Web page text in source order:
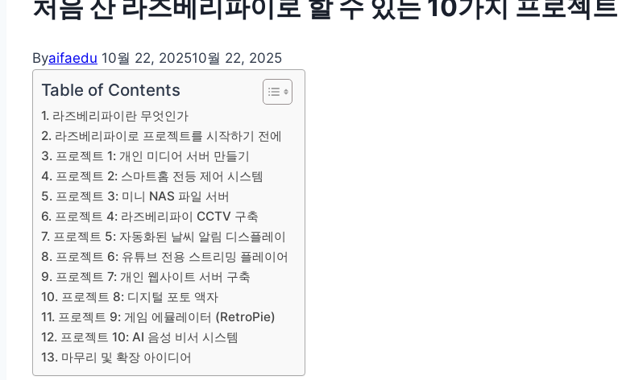
처음 산 라즈베리파이로 할 수 있는 10가지 프로젝트
Byaifaedu 10월 22, 202510월 22, 2025
Table of Contents
1. 라즈베리파이란 무엇인가
2. 라즈베리파이로 프로젝트를 시작하기 전에
3. 프로젝트 1: 개인 미디어 서버 만들기
4. 프로젝트 2: 스마트홈 전등 제어 시스템
5. 프로젝트 3: 미니 NAS 파일 서버
6. 프로젝트 4: 라즈베리파이 CCTV 구축
7. 프로젝트 5: 자동화된 날씨 알림 디스플레이
8. 프로젝트 6: 유튜브 전용 스트리밍 플레이어
9. 프로젝트 7: 개인 웹사이트 서버 구축
10. 프로젝트 8: 디지털 포토 액자
11. 프로젝트 9: 게임 에뮬레이터 (RetroPie)
12. 프로젝트 10: AI 음성 비서 시스템
13. 마무리 및 확장 아이디어